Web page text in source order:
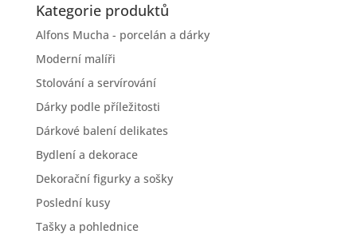
Kategorie produktů
Alfons Mucha - porcelán a dárky
Moderní malíři
Stolování a servírování
Dárky podle příležitosti
Dárkové balení delikates
Bydlení a dekorace
Dekorační figurky a sošky
Poslední kusy
Tašky a pohlednice